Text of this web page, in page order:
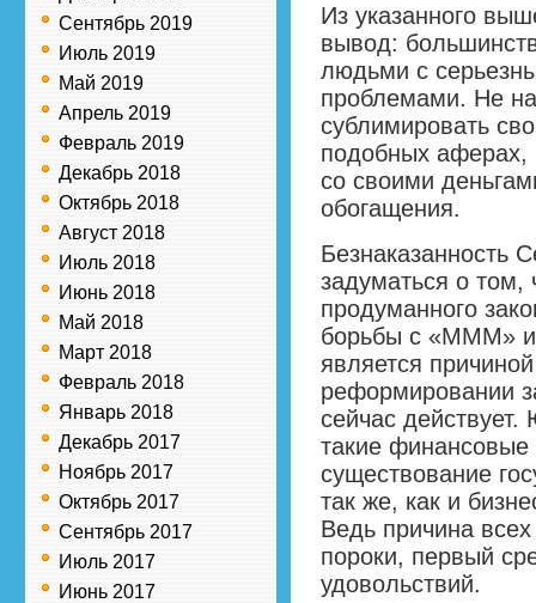
Сентябрь 2019
Июль 2019
Май 2019
Апрель 2019
Февраль 2019
Декабрь 2018
Октябрь 2018
Август 2018
Июль 2018
Июнь 2018
Май 2018
Март 2018
Февраль 2018
Январь 2018
Декабрь 2017
Ноябрь 2017
Октябрь 2017
Сентябрь 2017
Июль 2017
Июнь 2017
Из указанного
вывод:
людьми с
проблемами. Не
сублимировать
подобных аферах,
со своими
обогащения.
Безнаказанность
задуматься о том,
продуманного
борьбы с «МММ» и
является
реформировании
сейчас
такие
существование
так же, как и
Ведь причина
пороки, первый
удовольствий.